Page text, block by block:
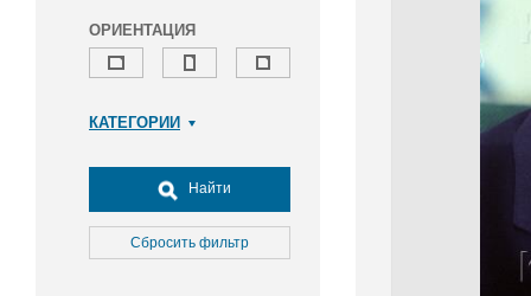
ОРИЕНТАЦИЯ
КАТЕГОРИИ
Досуг, туризм и отдых
Культура
Медицина
Найти
Сбросить фильтр